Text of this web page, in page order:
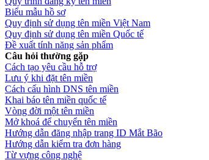
Biểu mẫu hồ sơ
Quy định sử dụng tên miền Việt Nam
Quy định sử dụng tên miền Quốc tế
Đề xuất tính năng sản phẩm
Câu hỏi thường gặp
Cách tạo yêu cầu hỗ trợ
Lưu ý khi đặt tên miền
Cách cấu hình DNS tên miền
Khai báo tên miền quốc tế
Vòng đời một tên miền
Mở khoá để chuyển tên miền
Hướng dẫn đăng nhập trang ID Mắt Bão
Hướng dẫn kiểm tra đơn hàng
Từ vựng công nghệ